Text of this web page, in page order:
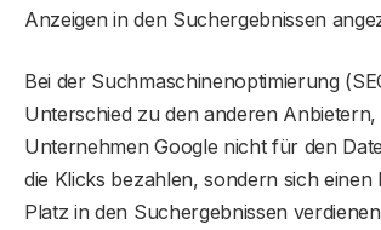
Anzeigen in den Suchergebnissen
Bei der Suchmaschinenoptimierung
Unterschied zu den anderen Anbietern,
Unternehmen Google nicht für den
die Klicks bezahlen, sondern sich einen
Platz in den Suchergebnissen